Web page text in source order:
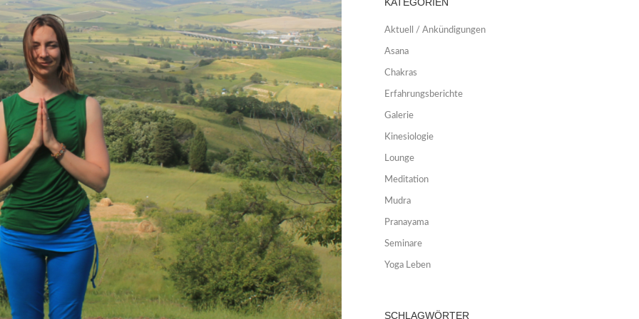
Aktuell / Ankündigungen
Asana
Chakras
Erfahrungsberichte
Galerie
Kinesiologie
Lounge
Meditation
Mudra
Pranayama
Seminare
Yoga Leben
SCHLAGWÖRTER